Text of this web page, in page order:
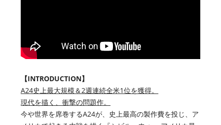
【INTRODUCTION】
A24史上最大規模＆2週連続全米1位を獲得。
現代を描く、衝撃の問題作。
今や世界を席巻するA24が、史上最高の製作費を投じ、ア